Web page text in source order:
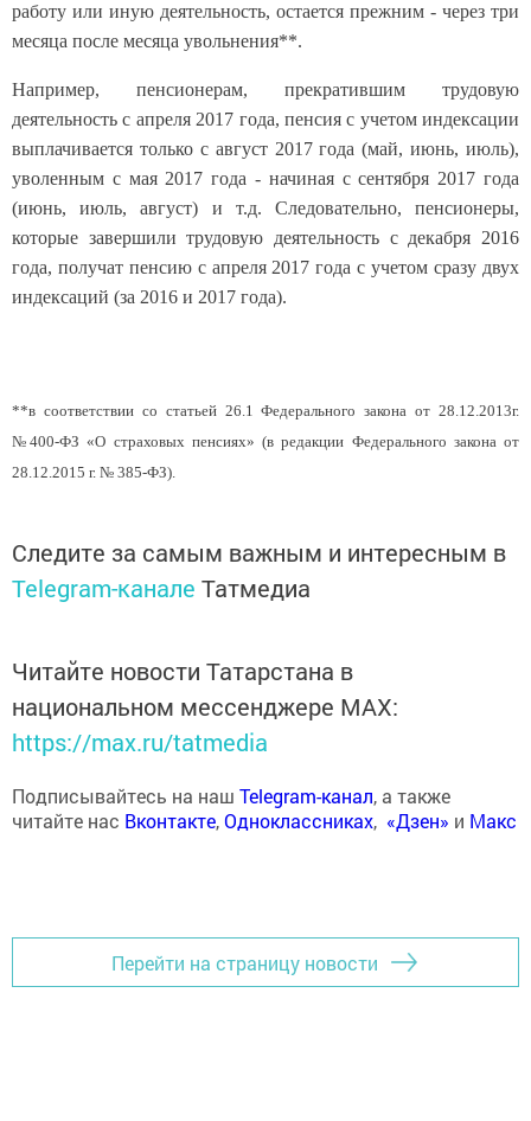
работу или иную деятельность, остается прежним - через три
месяца после месяца увольнения**.
Например, пенсионерам, прекратившим трудовую
деятельность с апреля 2017 года, пенсия с учетом индексации
выплачивается только с август 2017 года (май, июнь, июль),
уволенным с мая 2017 года - начиная с сентября 2017 года
(июнь, июль, август) и т.д. Следовательно, пенсионеры,
которые завершили трудовую деятельность с декабря 2016
года, получат пенсию с апреля 2017 года с учетом сразу двух
индексаций (за 2016 и 2017 года).
**в соответствии со статьей 26.1 Федерального закона от 28.12.2013г.
№400-ФЗ «О страховых пенсиях» (в редакции Федерального закона от
28.12.2015 г. № 385-ФЗ).
Следите за самым важным и интересным в
Telegram-канале Татмедиа
Читайте новости Татарстана в
национальном мессенджере MАХ:
https://max.ru/tatmedia
Подписывайтесь на наш Telegram-канал, а также
читайте нас Вконтакте,Одноклассниках, «Дзен» и Макс
Перейти на страницу новости